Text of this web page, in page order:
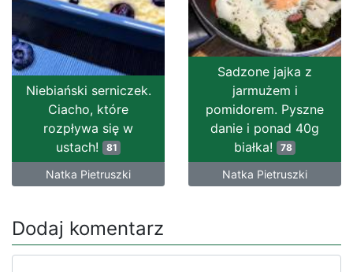
Sadzone jajka z
jarmużem i
pomidorem. Pyszne
danie i ponad 40g
białka!
78
Natka Pietruszki
Niebiański serniczek.
Ciacho, które
rozpływa się w
ustach!
81
Natka Pietruszki
Dodaj komentarz